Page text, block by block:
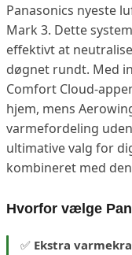
Panasonics nyeste
Mark 3. Dette
effektivt at
døgnet rundt. Med
Comfort Cloud-
hjem, mens
varmefordeling
ultimative valg for
kombineret med
Hvorfor vælge
✅ Ekstra